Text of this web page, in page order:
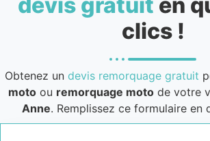
clics !
Obtenez un devis remorquage gratuit
moto ou remorquage moto de votre
Anne. Remplissez ce formulaire en